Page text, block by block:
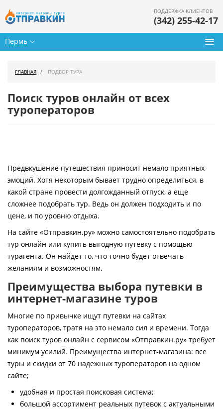
Пермь
ПОДДЕРЖКА КЛИЕНТОВ
(342) 255-42-17
Горящие туры
Страны
Как купить
Контакты
ГЛАВНАЯ ПОДБОР ТУРА
Поиск туров онлайн от всех
туроператоров
Предвкушение путешествия приносит немало приятных
эмоций. Хотя некоторым бывает трудно определиться, в
какой стране провести долгожданный отпуск, а еще
сложнее подобрать тур. Ведь он должен подходить и по
цене, и по уровню отдыха.
На сайте «Отправкин.ру» можно самостоятельно подобрать
тур онлайн или купить выгодную путевку с помощью
турагента. Он найдет то, что точно будет отвечать
желаниям и возможностям.
Преимущества выбора путевки в
интернет-магазине туров
Многие по привычке ищут путевки на сайтах
туроператоров, тратя на это немало сил и времени. Тогда
как поиск туров онлайн с сервисом «Отправкин.ру» требует
минимум усилий. Преимущества интернет-магазина: все
туры и скидки от 70 надежных туроператоров на одном
сайте;
удобная и простая поисковая система;
большой ассортимент реальных путевок с актуальными